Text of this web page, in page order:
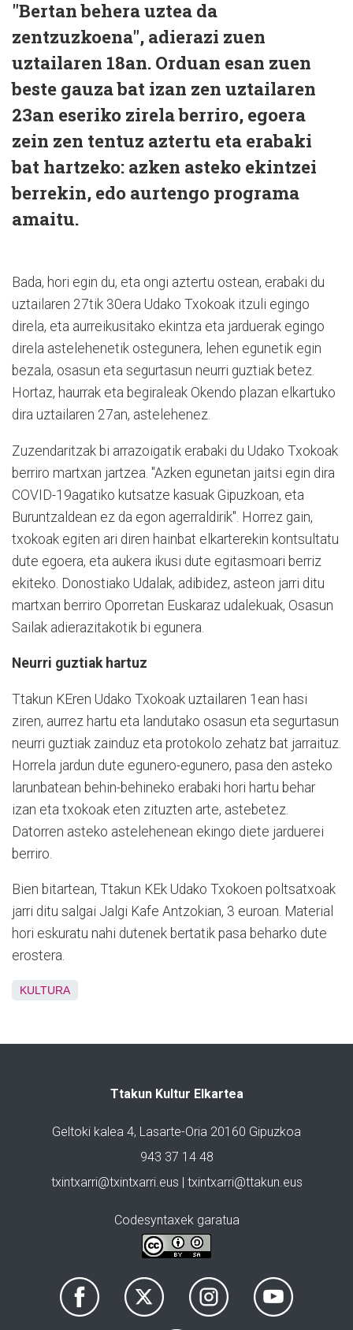
"Bertan behera uztea da
zentzuzkoena", adierazi zuen
uztailaren 18an. Orduan esan zuen
beste gauza bat izan zen uztailaren
23an eseriko zirela berriro, egoera
zein zen tentuz aztertu eta erabaki
bat hartzeko: azken asteko ekintzei
berrekin, edo aurtengo programa
amaitu.
Bada, hori egin du, eta ongi aztertu ostean, erabaki du
uztailaren 27tik 30era Udako Txokoak itzuli egingo
direla, eta aurreikusitako ekintza eta jarduerak egingo
direla astelehenetik ostegunera, lehen egunetik egin
bezala, osasun eta segurtasun neurri guztiak betez.
Hortaz, haurrak eta begiraleak Okendo plazan elkartuko
dira uztailaren 27an, astelehenez.
Zuzendaritzak bi arrazoigatik erabaki du Udako Txokoak
berriro martxan jartzea. "Azken egunetan jaitsi egin dira
COVID-19agatiko kutsatze kasuak Gipuzkoan, eta
Buruntzaldean ez da egon agerraldirik". Horrez gain,
txokoak egiten ari diren hainbat elkarterekin kontsultatu
dute egoera, eta aukera ikusi dute egitasmoari berriz
ekiteko. Donostiako Udalak, adibidez, asteon jarri ditu
martxan berriro Oporretan Euskaraz udalekuak, Osasun
Sailak adierazitakotik bi egunera.
Neurri guztiak hartuz
Ttakun KEren Udako Txokoak uztailaren 1ean hasi
ziren, aurrez hartu eta landutako osasun eta segurtasun
neurri guztiak zainduz eta protokolo zehatz bat jarraituz.
Horrela jardun dute egunero-egunero, pasa den asteko
larunbatean behin-behineko erabaki hori hartu behar
izan eta txokoak eten zituzten arte, astebetez.
Datorren asteko astelehenean ekingo diete jarduerei
berriro.
Bien bitartean, Ttakun KEk Udako Txokoen poltsatxoak
jarri ditu salgai Jalgi Kafe Antzokian, 3 euroan. Material
hori eskuratu nahi dutenek bertatik pasa beharko dute
erostera.
KULTURA
Ttakun Kultur Elkartea
Geltoki kalea 4, Lasarte-Oria 20160 Gipuzkoa
943 37 14 48
txintxarri@txintxarri.eus | txintxarri@ttakun.eus
Codesyntaxek garatua